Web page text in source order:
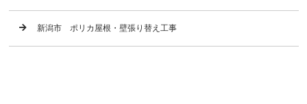
新潟市 ポリカ屋根・壁張り替え工事